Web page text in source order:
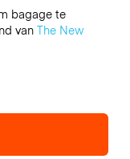
bagage te
van The New